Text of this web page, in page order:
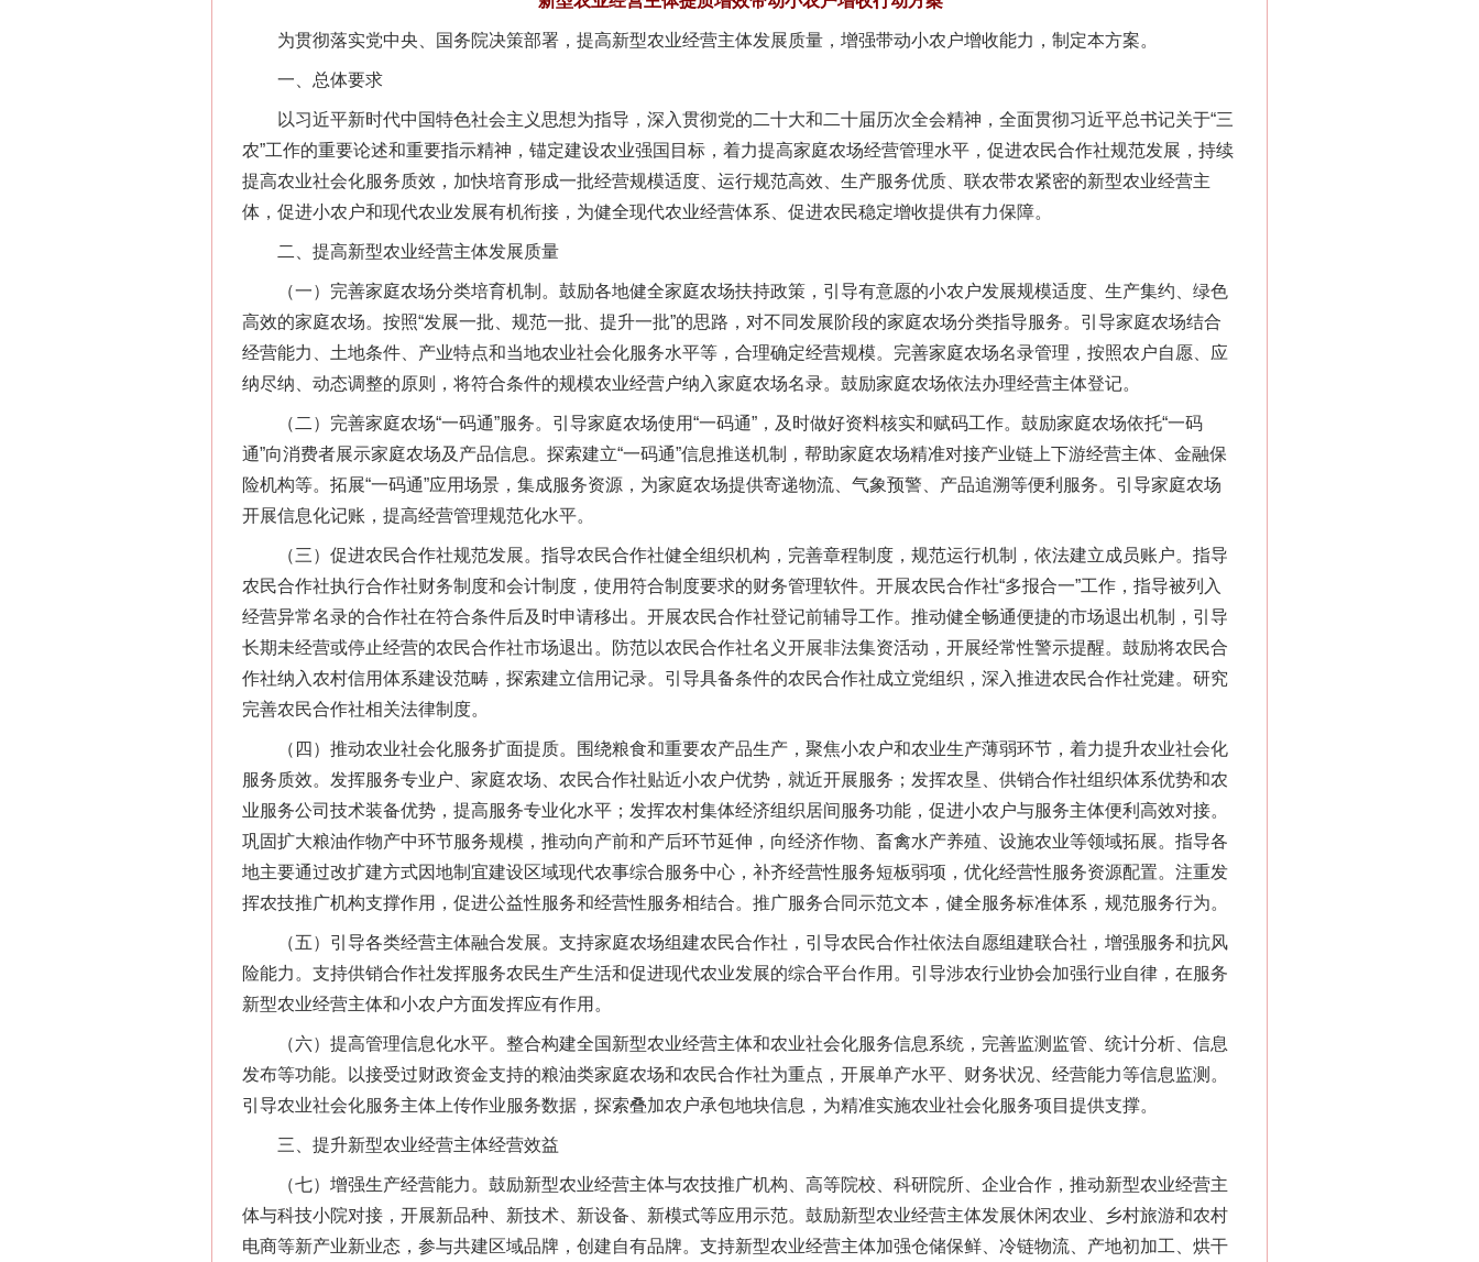
为贯彻落实党中央、国务院决策部署，提高新型农业经营主体发展质量，增强带动小农户增收能力，制定本方案。
一、总体要求
以习近平新时代中国特色社会主义思想为指导，深入贯彻党的二十大和二十届历次全会精神，全面贯彻习近平总书记关于“三
农”工作的重要论述和重要指示精神，锚定建设农业强国目标，着力提高家庭农场经营管理水平，促进农民合作社规范发展，持续
提高农业社会化服务质效，加快培育形成一批经营规模适度、运行规范高效、生产服务优质、联农带农紧密的新型农业经营主
体，促进小农户和现代农业发展有机衔接，为健全现代农业经营体系、促进农民稳定增收提供有力保障。
二、提高新型农业经营主体发展质量
（一）完善家庭农场分类培育机制。鼓励各地健全家庭农场扶持政策，引导有意愿的小农户发展规模适度、生产集约、绿色
高效的家庭农场。按照“发展一批、规范一批、提升一批”的思路，对不同发展阶段的家庭农场分类指导服务。引导家庭农场结合
经营能力、土地条件、产业特点和当地农业社会化服务水平等，合理确定经营规模。完善家庭农场名录管理，按照农户自愿、应
纳尽纳、动态调整的原则，将符合条件的规模农业经营户纳入家庭农场名录。鼓励家庭农场依法办理经营主体登记。
（二）完善家庭农场“一码通”服务。引导家庭农场使用“一码通”，及时做好资料核实和赋码工作。鼓励家庭农场依托“一码
通”向消费者展示家庭农场及产品信息。探索建立“一码通”信息推送机制，帮助家庭农场精准对接产业链上下游经营主体、金融保
险机构等。拓展“一码通”应用场景，集成服务资源，为家庭农场提供寄递物流、气象预警、产品追溯等便利服务。引导家庭农场
开展信息化记账，提高经营管理规范化水平。
（三）促进农民合作社规范发展。指导农民合作社健全组织机构，完善章程制度，规范运行机制，依法建立成员账户。指导
农民合作社执行合作社财务制度和会计制度，使用符合制度要求的财务管理软件。开展农民合作社“多报合一”工作，指导被列入
经营异常名录的合作社在符合条件后及时申请移出。开展农民合作社登记前辅导工作。推动健全畅通便捷的市场退出机制，引导
长期未经营或停止经营的农民合作社市场退出。防范以农民合作社名义开展非法集资活动，开展经常性警示提醒。鼓励将农民合
作社纳入农村信用体系建设范畴，探索建立信用记录。引导具备条件的农民合作社成立党组织，深入推进农民合作社党建。研究
完善农民合作社相关法律制度。
（四）推动农业社会化服务扩面提质。围绕粮食和重要农产品生产，聚焦小农户和农业生产薄弱环节，着力提升农业社会化
服务质效。发挥服务专业户、家庭农场、农民合作社贴近小农户优势，就近开展服务；发挥农垦、供销合作社组织体系优势和农
业服务公司技术装备优势，提高服务专业化水平；发挥农村集体经济组织居间服务功能，促进小农户与服务主体便利高效对接。
巩固扩大粮油作物产中环节服务规模，推动向产前和产后环节延伸，向经济作物、畜禽水产养殖、设施农业等领域拓展。指导各
地主要通过改扩建方式因地制宜建设区域现代农事综合服务中心，补齐经营性服务短板弱项，优化经营性服务资源配置。注重发
挥农技推广机构支撑作用，促进公益性服务和经营性服务相结合。推广服务合同示范文本，健全服务标准体系，规范服务行为。
（五）引导各类经营主体融合发展。支持家庭农场组建农民合作社，引导农民合作社依法自愿组建联合社，增强服务和抗风
险能力。支持供销合作社发挥服务农民生产生活和促进现代农业发展的综合平台作用。引导涉农行业协会加强行业自律，在服务
新型农业经营主体和小农户方面发挥应有作用。
（六）提高管理信息化水平。整合构建全国新型农业经营主体和农业社会化服务信息系统，完善监测监管、统计分析、信息
发布等功能。以接受过财政资金支持的粮油类家庭农场和农民合作社为重点，开展单产水平、财务状况、经营能力等信息监测。
引导农业社会化服务主体上传作业服务数据，探索叠加农户承包地块信息，为精准实施农业社会化服务项目提供支撑。
三、提升新型农业经营主体经营效益
（七）增强生产经营能力。鼓励新型农业经营主体与农技推广机构、高等院校、科研院所、企业合作，推动新型农业经营主
体与科技小院对接，开展新品种、新技术、新设备、新模式等应用示范。鼓励新型农业经营主体发展休闲农业、乡村旅游和农村
电商等新产业新业态，参与共建区域品牌，创建自有品牌。支持新型农业经营主体加强仓储保鲜、冷链物流、产地初加工、烘干
网上购药对药下症？
“神药”背后的真相